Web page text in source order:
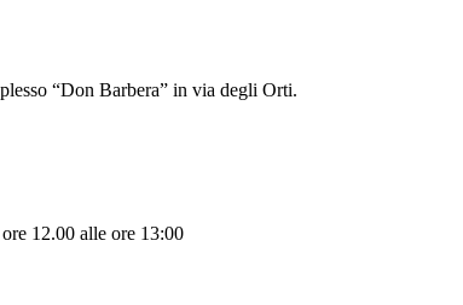
“Don Barbera” in via degli Orti.
12.00 alle ore 13:00